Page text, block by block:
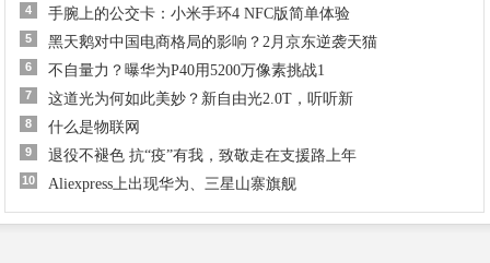
4 手腕上的公交卡：小米手环4 NFC版简单体验
5 黑天鹅对中国电商格局的影响？2月京东逆袭天猫
6 不自量力？曝华为P40用5200万像素挑战1
7 这道光为何如此美妙？新自由光2.0T，听听新
8 什么是物联网
9 退役不褪色 抗“疫”有我，致敬走在支援路上年
10 Aliexpress上出现华为、三星山寨旗舰